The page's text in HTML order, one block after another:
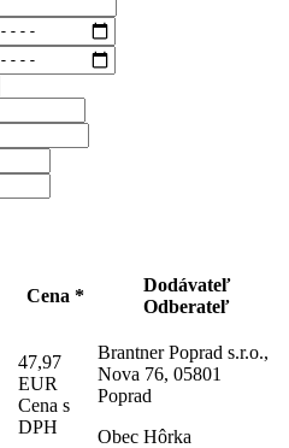
Cena *
Dodávateľ
Odberateľ
47,97
EUR
Cena s
DPH
Brantner Poprad s.r.o.,
Nova 76, 05801
Poprad
Obec Hôrka